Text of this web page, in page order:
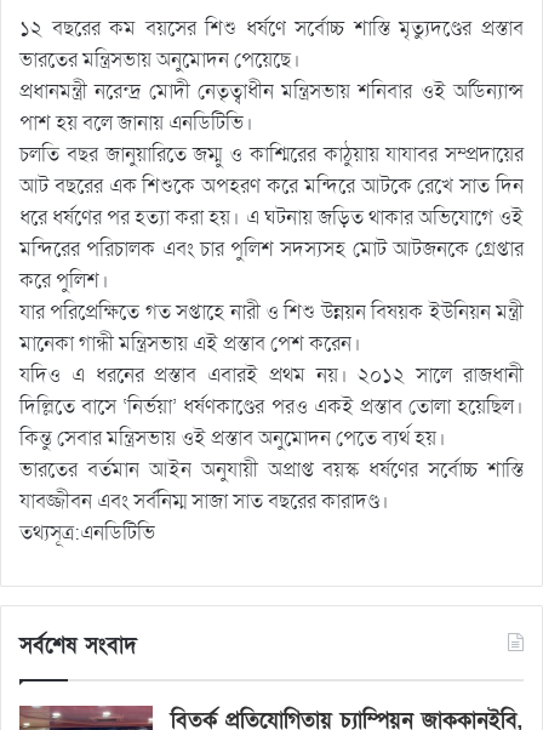
১২ বছরের কম বয়সের শিশু ধর্ষণে সর্বোচ্চ শাস্তি মৃত্যুদণ্ডের প্রস্তাব
ভারতের মন্ত্রিসভায় অনুমোদন পেয়েছে।
প্রধানমন্ত্রী নরেন্দ্র মোদী নেতৃত্বাধীন মন্ত্রিসভায় শনিবার ওই অর্ডিন্যান্স
পাশ হয় বলে জানায় এনডিটিভি।
চলতি বছর জানুয়ারিতে জম্মু ও কাশ্মিরের কাঠুয়ায় যাযাবর সম্প্রদায়ের
আট বছরের এক শিশুকে অপহরণ করে মন্দিরে আটকে রেখে সাত দিন
ধরে ধর্ষণের পর হত্যা করা হয়। এ ঘটনায় জড়িত থাকার অভিযোগে ওই
মন্দিরের পরিচালক এবং চার পুলিশ সদস্যসহ মোট আটজনকে গ্রেপ্তার
করে পুলিশ।
যার পরিপ্রেক্ষিতে গত সপ্তাহে নারী ও শিশু উন্নয়ন বিষয়ক ইউনিয়ন মন্ত্রী
মানেকা গান্ধী মন্ত্রিসভায় এই প্রস্তাব পেশ করেন।
যদিও এ ধরনের প্রস্তাব এবারই প্রথম নয়। ২০১২ সালে রাজধানী
দিল্লিতে বাসে ‘নির্ভয়া’ ধর্ষণকাণ্ডের পরও একই প্রস্তাব তোলা হয়েছিল।
কিন্তু সেবার মন্ত্রিসভায় ওই প্রস্তাব অনুমোদন পেতে ব্যর্থ হয়।
ভারতের বর্তমান আইন অনুযায়ী অপ্রাপ্ত বয়স্ক ধর্ষণের সর্বোচ্চ শাস্তি
যাবজ্জীবন এবং সর্বনিম্ম সাজা সাত বছরের কারাদণ্ড।
তথ্যসূত্র:এনডিটিভি
সর্বশেষ সংবাদ
বিতর্ক প্রতিযোগিতায় চ্যাম্পিয়ন জাককানইবি,